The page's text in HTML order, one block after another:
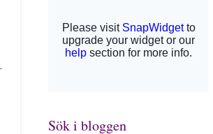
Sök i bloggen